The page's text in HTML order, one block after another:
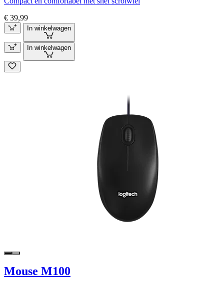
€ 39,99
In winkelwagen
In winkelwagen
Mouse M100